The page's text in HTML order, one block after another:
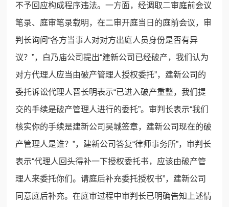
不予回应构成程序违法。一方面，经调取二审庭前会议
笔录、庭审笔录载明，在二审开庭当日的庭前会议，审
判长询问“各方当事人对对方出庭人员身份是否有异
议？”，白乃庙公司提出“建新公司已经破产，我们认为
对方代理人应当由破产管理人授权委托”，建新公司的
委托诉讼代理人晋长明表示“已进入破产重整，我们提
交的手续是破产管理人进行的委托”。审判长表示“我们
核实你的手续是建新公司吴城签章，建新公司现在的破
产管理人是谁？”，建新公司答复“律师事务所”，审判长
表示“代理人回头得补一下授权委托书，应该由破产管
理人来委托你们。请庭后补充委托授权书”，建新公司
同意庭后补充。在庭审过程中审判长已明确告知上述情